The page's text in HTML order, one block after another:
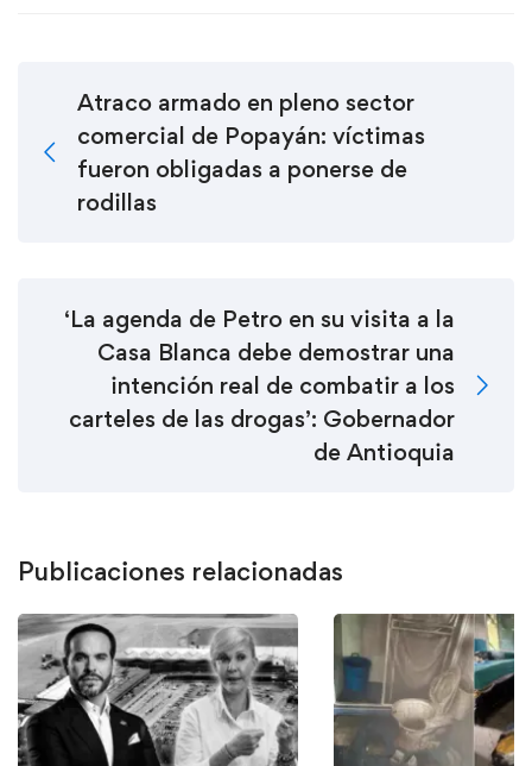
Atraco armado en pleno sector
comercial de Popayán: víctimas
fueron obligadas a ponerse de
rodillas
‘La agenda de Petro en su visita a la
Casa Blanca debe demostrar una
intención real de combatir a los
carteles de las drogas’: Gobernador
de Antioquia
Publicaciones relacionadas